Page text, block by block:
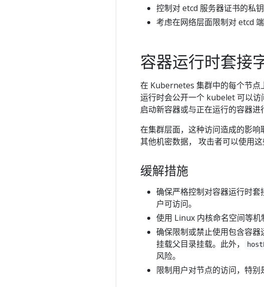
控制对 etcd 服务器证书的私
考虑在网络层面限制对 etcd
容器运行时套接
在 Kubernetes 集群中的每个节点
运行时会公开一个 kubelet 可以访
启动新容器或与正在运行的容器进
在集群层面，这种访问造成的影
其他机密数据， 攻击者可以使用
缓解措施
确保严格控制对容器运行时
户可访问。
使用 Linux 内核命名空间等机
确保限制或禁止使用包含容器
挂载父目录挂载。此外，
风险。
限制用户对节点的访问，特别